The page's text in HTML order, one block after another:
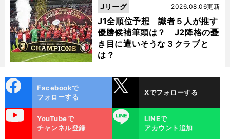
J1全順位予想 識者５人が推す
優勝候補筆頭は？ J2降格の憂
き目に遭いそうな３クラブと
は？
2026.08.06更新
Jリーグ
ok
Facebookで
フォローする
Xでフォローする
YouTubeで
チャンネル登録
LINE
LINEで
アカウント追加